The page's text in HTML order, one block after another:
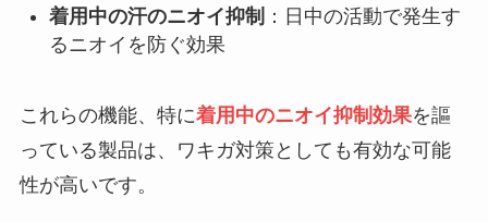
着用中の汗のニオイ抑制 ：日中の活動で発生す
るニオイを防ぐ効果
これらの機能、特に着用中のニオイ抑制効果を謳
っている製品は、ワキガ対策としても有効な可能
性が高いです。